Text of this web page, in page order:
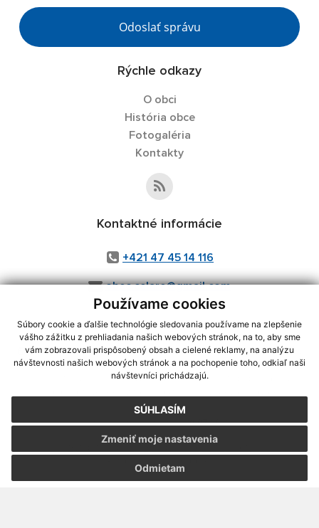
Používame cookies
Súbory cookie a ďalšie technológie sledovania používame na zlepšenie
vášho zážitku z prehliadania našich webových stránok, na to, aby sme
vám zobrazovali prispôsobený obsah a cielené reklamy, na analýzu
návštevnosti našich webových stránok a na pochopenie toho, odkiaľ naši
návštevníci prichádzajú.
SÚHLASÍM
Odmietam
Zmeniť moje nastavenia
Odoslať správu
Rýchle odkazy
O obci
História obce
Fotogaléria
Kontakty
Kontaktné informácie
+421 47 45 14 116
obec.celare@gmail.com
využite možnosť získavania aktuálnych informácií s využitím RSS
CMS systém (redakčný) systém ECHELON 2,Mapa stránok,web portál
webex.digital, s.r.o.,domény,registrácia domény
Posledná aktualizácia:30.07.2026
Vytlačiť stránku|Vyhlásenie o prístupnosti